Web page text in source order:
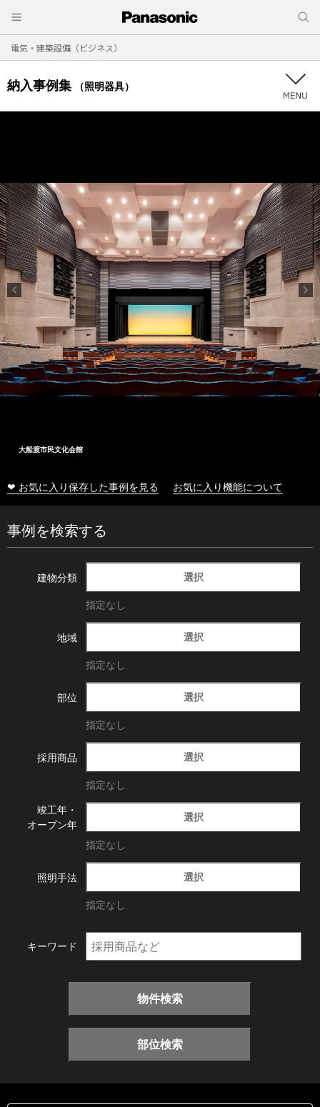
電気・建築設備（ビジネス）
納入事例集 （照明器具）
大船渡市民文化会館
❤ お気に入り保存した事例を見る お気に入り機能について
事例を検索する
建物分類 選択
指定なし
地域 選択
指定なし
部位 選択
指定なし
採用商品 選択
指定なし
竣工年・
オープン年
選択
指定なし
照明手法 選択
指定なし
キーワード
物件検索
部位検索